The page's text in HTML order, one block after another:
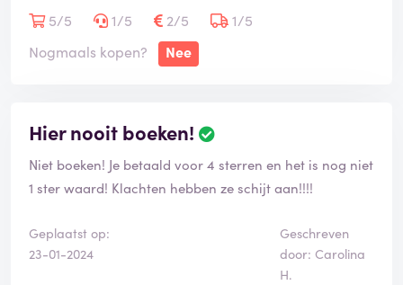
5/5
1/5 2/5
1/5
Nogmaals kopen?
Nee
Hier nooit boeken!
Niet boeken! Je betaald voor 4 sterren en het is nog niet
1 ster waard! Klachten hebben ze schijt aan!!!!
Geplaatst op:
23-01-2024
Geschreven
door: Carolina
H.